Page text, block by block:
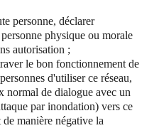
personne, déclarer
physique ou morale
autorisation ;
le bon fonctionnement de
d'utiliser ce réseau,
normal de dialogue avec un
par inondation) vers ce
manière négative la